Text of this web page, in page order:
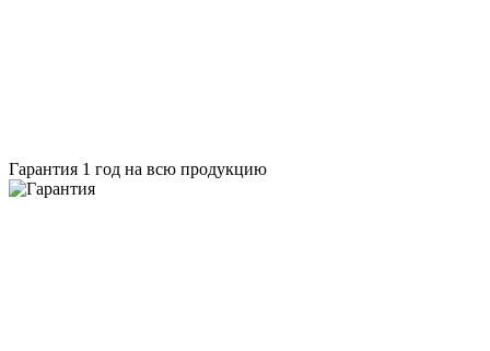
Гарантия 1 год на всю продукцию